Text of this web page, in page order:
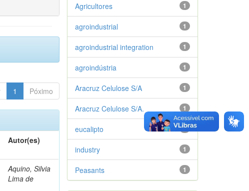
1 Póximo
Autor(es)
Aquino, Silvia
Lima de
1
Agricultores
1
agroindustrial
1
agroindustrial integration
1
agroindústria
1
Aracruz Celulose S/A
1
Aracruz Celulose S/A.
1
eucalipto
1
industry
1
Peasants